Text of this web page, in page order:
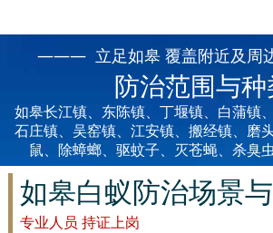
肇庆白蚁防治
——— 立足如皋 覆盖附近及
防治范围与种
如皋长江镇、东陈镇、丁堰镇、白蒲镇
石庄镇、吴窑镇、江安镇、搬经镇、磨
鼠、除蟑螂、驱蚊子、灭苍蝇、杀臭
如皋白蚁防治场景
专业人员 持证上岗